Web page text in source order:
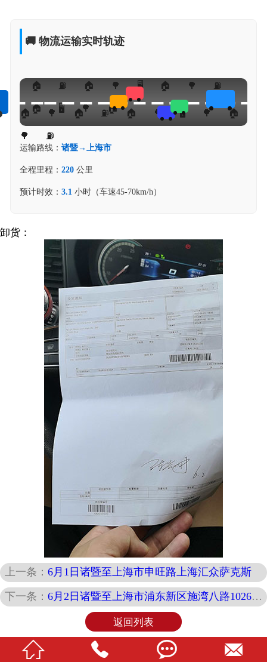
🚚 物流运输实时轨迹
运输路线： 诸暨→上海市
全程里程： 220公里
预计时效： 3.1 小时（车速45-70km/h）
卸货：
上一条：6月1日诸暨至上海市申旺路上海汇众萨克斯
下一条：6月2日诸暨至上海市浦东新区施湾八路1026号三票进仓
返回列表
   